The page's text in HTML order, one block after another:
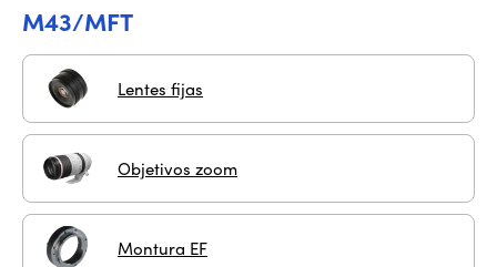
M43/MFT
Lentes fijas
Objetivos zoom
Montura EF